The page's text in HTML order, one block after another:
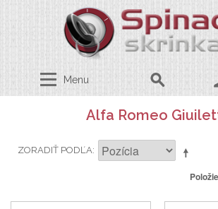
Menu
Alfa Romeo
ZORADIŤ PODĽA